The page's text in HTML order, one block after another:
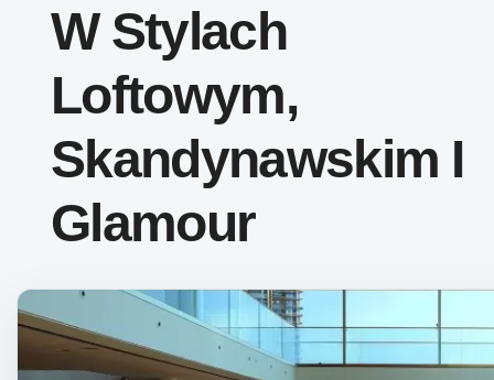
W Stylach
Loftowym,
Skandynawskim I
Glamour